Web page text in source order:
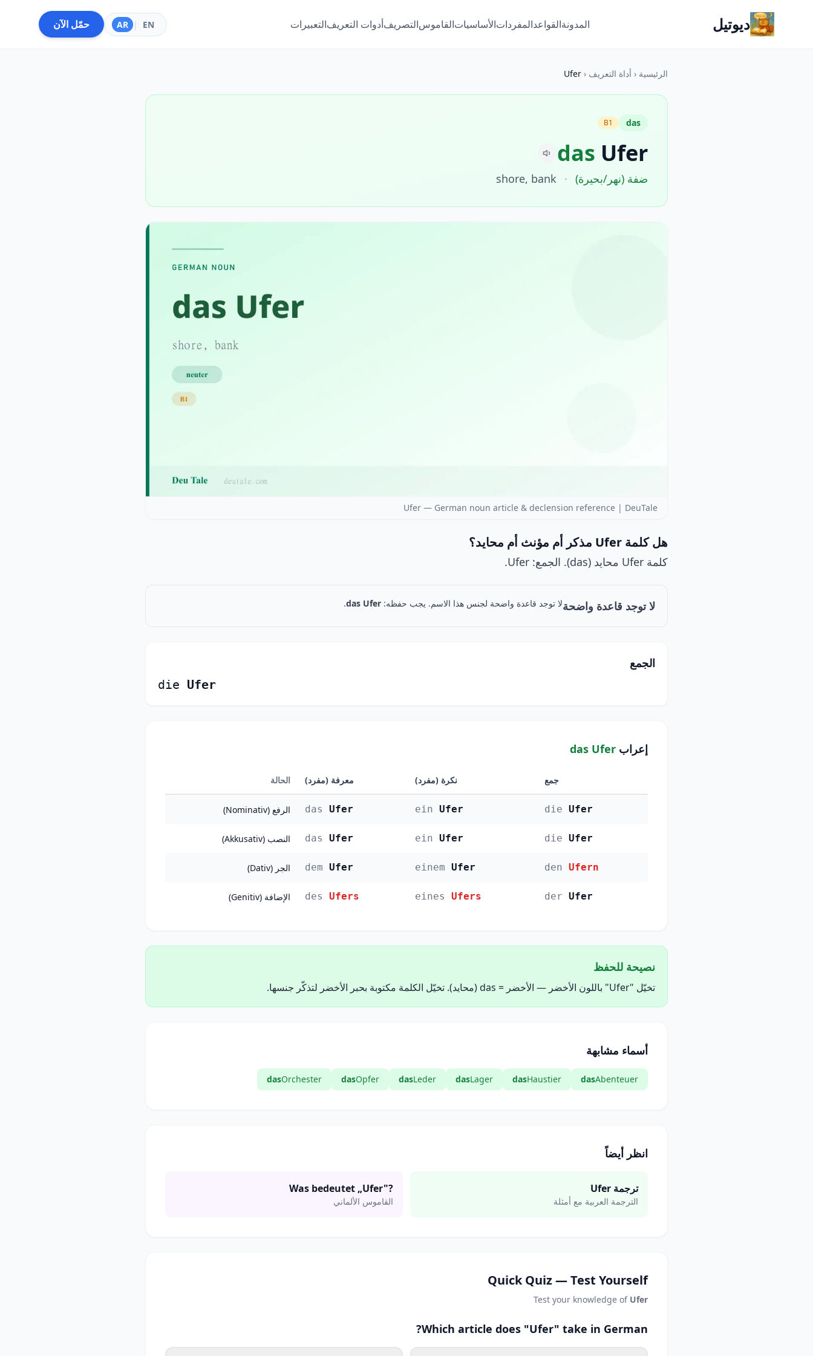
ديوتيل المدونةالقواعدالمفرداتالأساسياتالقاموسالتصريفأدوات التعريفالتعبيرات EN
|
AR حمّل الآن
الرئيسية ‹ أداة التعريف ‹
Ufer
das
B1
das Ufer
ضفة (نهر/بحيرة) ·
shore, bank
Ufer — German noun article & declension reference | DeuTale
هل كلمة Ufer مذكر أم مؤنث أم محايد؟
كلمة Ufer محايد (das). الجمع: Ufer.
لا توجد قاعدة واضحةلا توجد قاعدة واضحة لجنس هذا الاسم. يجب حفظه: das Ufer
.
الجمع
die Ufer
إعراب das Ufer
الحالة معرفة (مفرد) نكرة (مفرد) جمع
الرفع (Nominativ) das Ufer ein Ufer die Ufer
النصب (Akkusativ) das Ufer ein Ufer die Ufer
الجر (Dativ) dem Ufer einem Ufer den Ufern
الإضافة (Genitiv) des Ufers eines Ufers der Ufer
نصيحة للحفظ
تخيّل "Ufer" باللون الأخضر — الأخضر = das (محايد). تخيّل الكلمة مكتوبة بحبر الأخضر لتذكّر جنسها.
أسماء مشابهة
dasAbenteuer
dasHaustier
dasLager
dasLeder
dasOpfer
dasOrchester
انظر أيضاً
ترجمة Ufer
الترجمة العربية مع أمثلة
Was bedeutet „Ufer"?
القاموس الألماني
Quick Quiz — Test Yourself
Test your knowledge of Ufer
Which article does "Ufer" take in German?